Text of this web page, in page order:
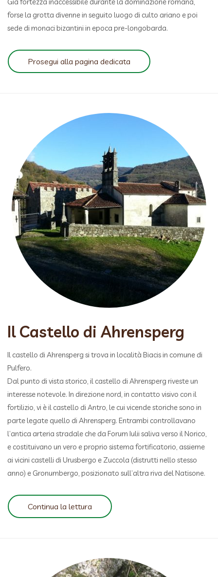
forse la grotta divenne in seguito luogo di culto ariano e poi
sede di monaci bizantini in epoca pre-longobarda.
Prosegui alla pagina dedicata
Il Castello di Ahrensperg
Il castello di Ahrensperg si trova in località Biacis in comune di
Pulfero.
Dal punto di vista storico, il castello di Ahrensperg riveste un
interesse notevole. In direzione nord, in contatto visivo con il
fortilizio, vi è il castello di Antro, le cui vicende storiche sono in
parte legate quello di Ahrensperg. Entrambi controllavano
l’antica arteria stradale che da Forum Iulii saliva verso il Norico,
e costituivano un vero e proprio sistema fortificatorio, assieme
ai vicini castelli di Urusbergo e Zuccola (distrutti nello stesso
anno) e Gronumbergo, posizionato sull’altra riva del Natisone.
Continua la lettura